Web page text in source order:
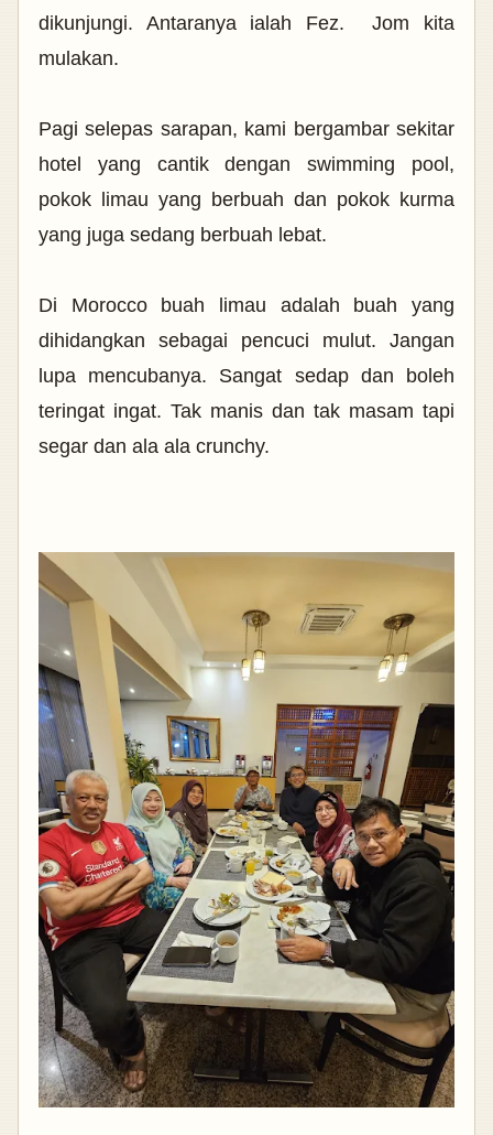
dikunjungi. Antaranya ialah Fez. Jom kita
mulakan.
Pagi selepas sarapan, kami bergambar sekitar
hotel yang cantik dengan swimming pool,
pokok limau yang berbuah dan pokok kurma
yang juga sedang berbuah lebat.
Di Morocco buah limau adalah buah yang
dihidangkan sebagai pencuci mulut. Jangan
lupa mencubanya. Sangat sedap dan boleh
teringat ingat. Tak manis dan tak masam tapi
segar dan ala ala crunchy.